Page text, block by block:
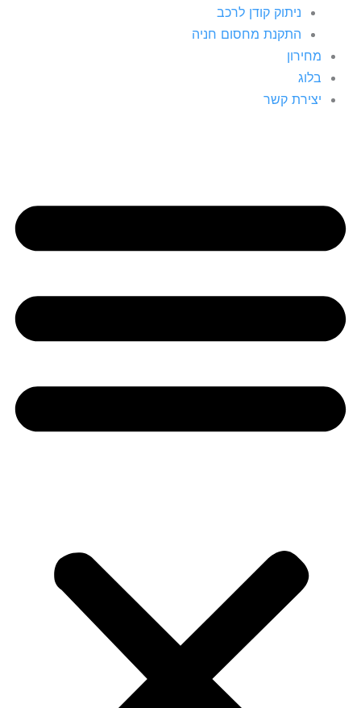
ניתוק קודן לרכב
התקנת מחסום חניה
מחירון
בלוג
יצירת קשר